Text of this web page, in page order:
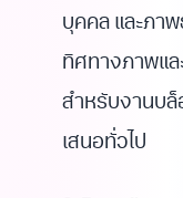
บุคคล และภา
ทิศทางภาพแล
สำหรับงานบล็
เสนอทั่วไป